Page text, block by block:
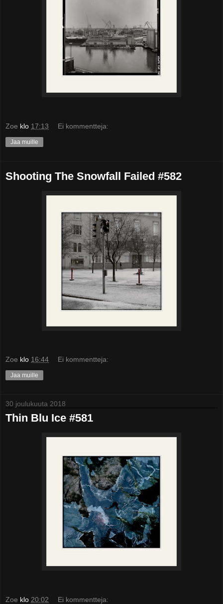
Zoe klo 17:13 Ei kommentteja:
Jaa muille
Shooting The Snowfall Failed #582
Zoe klo 16:44 Ei kommentteja:
Jaa muille
30 joulukuuta 2018
Thin Blu Ice #581
Zoe klo 20:02 Ei kommentteja: